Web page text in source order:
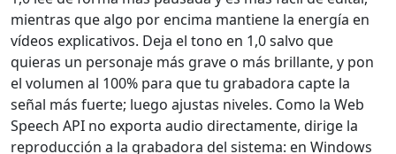
mientras que algo por encima mantiene la energía en
vídeos explicativos. Deja el tono en 1,0 salvo que
quieras un personaje más grave o más brillante, y pon
el volumen al 100% para que tu grabadora capte la
señal más fuerte; luego ajustas niveles. Como la Web
Speech API no exporta audio directamente, dirige la
reproducción a la grabadora del sistema: en Windows